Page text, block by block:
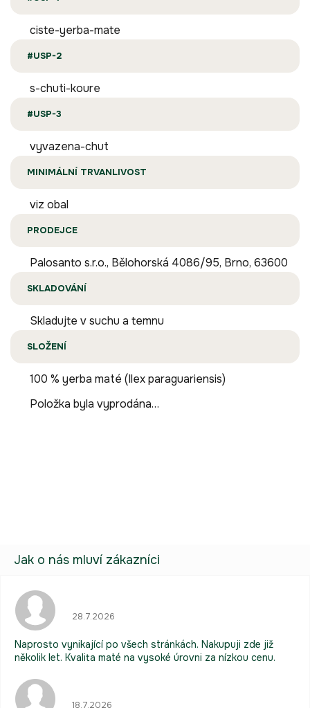
ciste-yerba-mate
#USP-2
s-chuti-koure
#USP-3
vyvazena-chut
MINIMÁLNÍ TRVANLIVOST
viz obal
PRODEJCE
Palosanto s.r.o., Bělohorská 4086/95, Brno, 63600
SKLADOVÁNÍ
Skladujte v suchu a temnu
SLOŽENÍ
100 % yerba maté (Ilex paraguariensis)
Položka byla vyprodána…
28.7.2026
Naprosto vynikající po všech stránkách. Nakupuji zde již
několik let. Kvalita maté na vysoké úrovni za nízkou cenu.
18.7.2026